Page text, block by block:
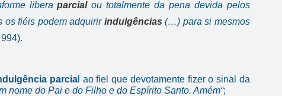
libera parcialou totalmente da pena devida pelos
os fiéis podem adquirir indulgências (…) para si mesmos
parcial ao fiel que devotamente fizer o sinal da
nome do Pai e do Filho e do Espírito Santo. Amém“;